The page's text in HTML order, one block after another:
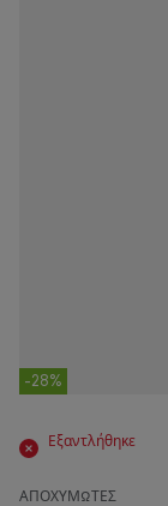
-28%
Εξαντλήθηκε
ΑΠΟΧΥΜΩΤΈΣ